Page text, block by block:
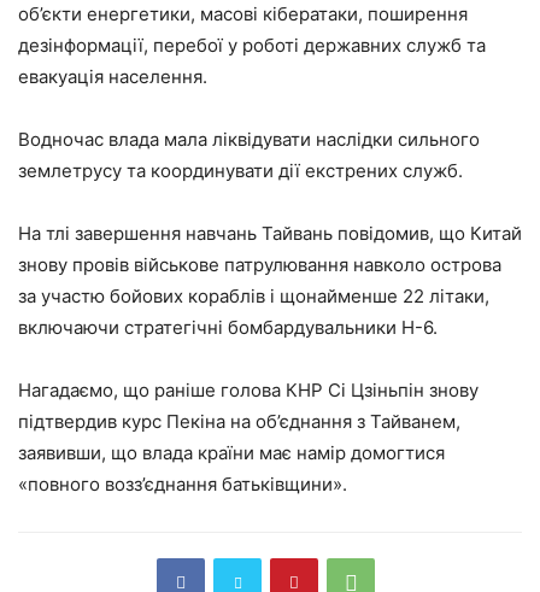
об’єкти енергетики, масові кібератаки, поширення
дезінформації, перебої у роботі державних служб та
евакуація населення.
Водночас влада мала ліквідувати наслідки сильного
землетрусу та координувати дії екстрених служб.
На тлі завершення навчань Тайвань повідомив, що Китай
знову провів військове патрулювання навколо острова
за участю бойових кораблів і щонайменше 22 літаки,
включаючи стратегічні бомбардувальники H-6.
Нагадаємо, що раніше голова КНР Сі Цзіньпін знову
підтвердив курс Пекіна на об’єднання з Тайванем,
заявивши, що влада країни має намір домогтися
«повного возз’єднання батьківщини».